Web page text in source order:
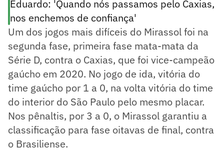
Eduardo: 'Quando nós passamos pelo Caxias,
nos enchemos de confiança'
Um dos jogos mais difíceis do Mirassol foi na
segunda fase, primeira fase mata-mata da
Série D, contra o Caxias, que foi vice-campeão
gaúcho em 2020. No jogo de ida, vitória do
time gaúcho por 1 a 0, na volta vitória do time
do interior do São Paulo pelo mesmo placar.
Nos pênaltis, por 3 a 0, o Mirassol garantiu a
classificação para fase oitavas de final, contra
o Brasiliense.